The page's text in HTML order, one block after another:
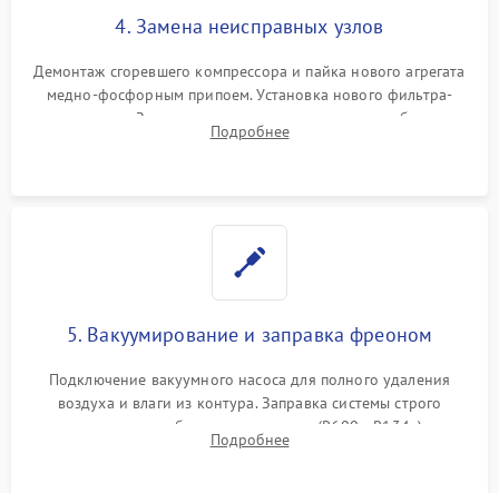
4. Замена неисправных узлов
Демонтаж сгоревшего компрессора и пайка нового агрегата
медно-фосфорным припоем. Установка нового фильтра-
осушителя. Замена изношенных вентиляторов обдува,
сломанных заслонок или поврежденных дверных петель.
Подробнее
5. Вакуумирование и заправка фреоном
Подключение вакуумного насоса для полного удаления
воздуха и влаги из контура. Заправка системы строго
дозированным объемом хладагента (R600a, R134a) по
электронным весам. Контроль рабочего давления в системе.
Подробнее